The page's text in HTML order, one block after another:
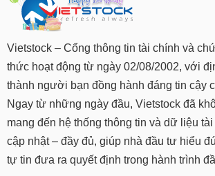
Vietstock – Cổng thông tin tài chính và
thức hoạt động từ ngày 02/08/2002, với
thành người bạn đồng hành đáng tin cậy
Ngay từ những ngày đầu, Vietstock đã
mang đến hệ thống thông tin và dữ liệu
cập nhật – đầy đủ, giúp nhà đầu tư hiểu
tự tin đưa ra quyết định trong hành trình